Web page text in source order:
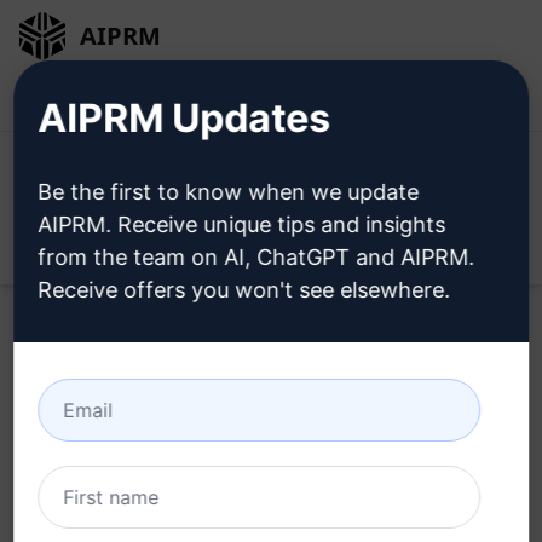
AIPRM
Experimente este
ChatGPT
Promptagora
AIPRM Updates
Be the first to know when we update
AIPRM. Receive unique tips and insights
from the team on AI, ChatGPT and AIPRM.
Receive offers you won't see elsewhere.